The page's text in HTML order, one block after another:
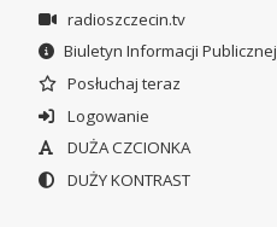
radioszczecin.tv
Biuletyn Informacji Publicznej
Posłuchaj teraz
Logowanie
DUŻA CZCIONKA
DUŻY KONTRAST